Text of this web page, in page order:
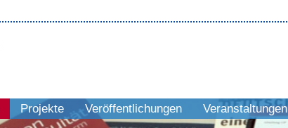
Projekte Veröffentlichungen Veranstaltungen